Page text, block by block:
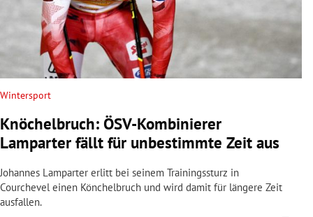
Untermenü
Untermenü
Untermenü
Untermenü
Untermenü
Wintersport
Knöchelbruch: ÖSV-Kombinierer
Lamparter fällt für unbestimmte Zeit aus
Johannes Lamparter erlitt bei seinem Trainingssturz in
Courchevel einen Könchelbruch und wird damit für längere Zeit
ausfallen.